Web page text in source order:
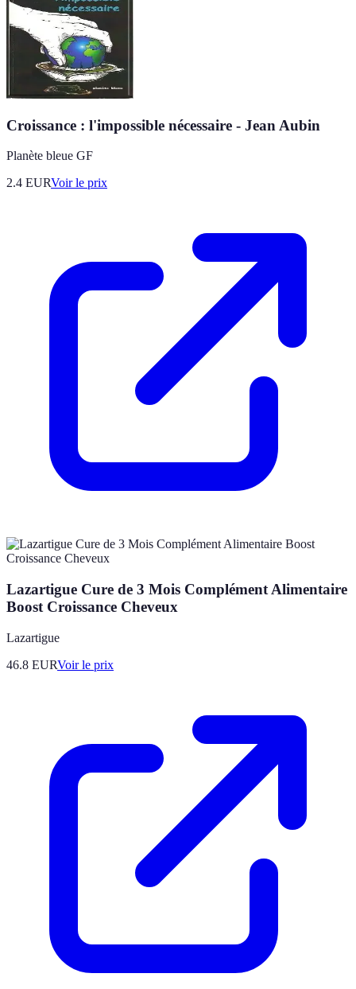
Croissance : l'impossible nécessaire - Jean Aubin
Planète bleue GF
2.4 EURVoir le prix
Lazartigue Cure de 3 Mois Complément Alimentaire
Boost Croissance Cheveux
Lazartigue
46.8 EURVoir le prix